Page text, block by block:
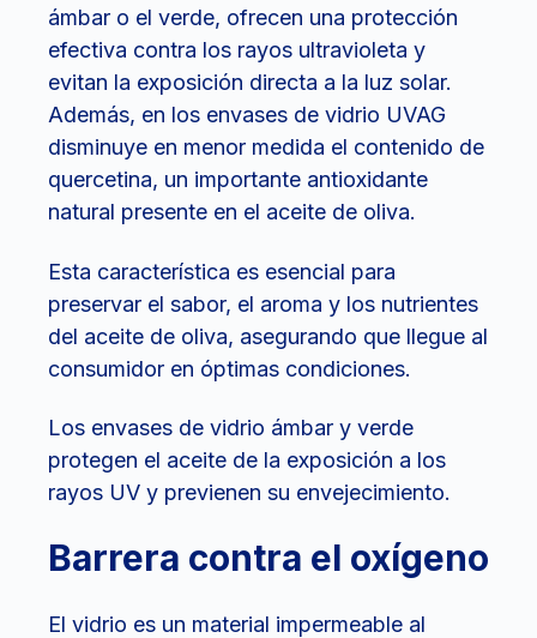
ámbar o el verde, ofrecen una protección
efectiva contra los rayos ultravioleta y
evitan la exposición directa a la luz solar.
Además, en los envases de vidrio UVAG
disminuye en menor medida el contenido de
quercetina, un importante antioxidante
natural presente en el aceite de oliva.
Esta característica es esencial para
preservar el sabor, el aroma y los nutrientes
del aceite de oliva, asegurando que llegue al
consumidor en óptimas condiciones.
Los envases de vidrio ámbar y verde
protegen el aceite de la exposición a los
rayos UV y previenen su envejecimiento.
Barrera contra el oxígeno
El vidrio es un material impermeable al